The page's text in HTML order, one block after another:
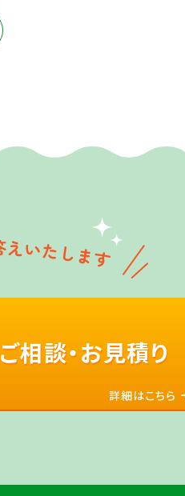
ご相談・お見積り
詳細はこちら